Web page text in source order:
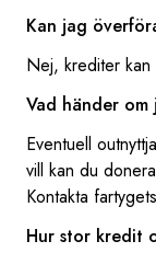
Kan jag
Nej, krediter
Vad händer
Eventuell
vill kan du
Kontakta
Hur stor kredit